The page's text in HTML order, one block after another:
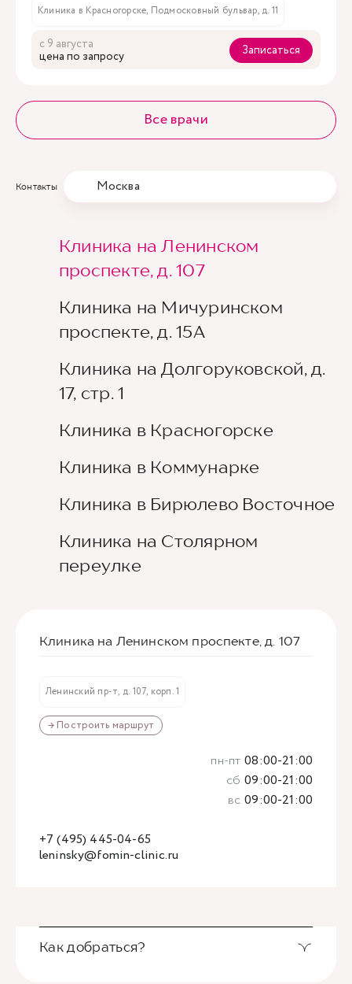
Клиника в Красногорске, Подмосковный бульвар, д. 11
с 9 августа
цена по запросу
Записаться
Все врачи
Контакты Москва
Клиника на Ленинском
проспекте, д. 107
Клиника на Мичуринском
проспекте, д. 15А
Клиника на Долгоруковской, д.
17, стр. 1
Клиника в Красногорске
Клиника в Коммунарке
Клиника в Бирюлево Восточное
Клиника на Столярном
переулке
Клиника на Ленинском проспекте, д. 107
Ленинский пр-т, д. 107, корп. 1
→ Построить маршрут
leninsky@fomin-clinic.ru
+7 (495) 445-04-65
пн-пт 08:00-21:00
сб 09:00-21:00
вс 09:00-21:00
Как добраться?